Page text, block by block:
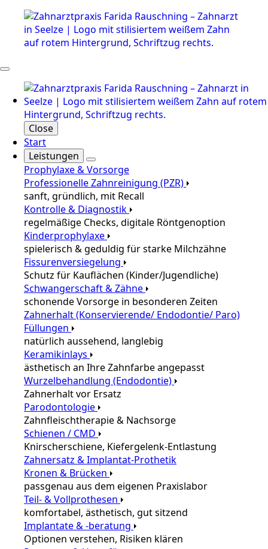
Close
Start
Leistungen
Prophylaxe & Vorsorge
Professionelle Zahnreinigung (PZR)
sanft, gründlich, mit Recall
Kontrolle & Diagnostik
regelmäßige Checks, digitale Röntgenoption
Kinderprophylaxe
spielerisch & geduldig für starke Milchzähne
Fissurenversiegelung
Schutz für Kauflächen (Kinder/Jugendliche)
Schwangerschaft & Zähne
schonende Vorsorge in besonderen Zeiten
Zahnerhalt (Konservierende/ Endodontie/ Paro)
Füllungen
natürlich aussehend, langlebig
Keramikinlays
ästhetisch an Ihre Zahnfarbe angepasst
Wurzelbehandlung (Endodontie)
Zahnerhalt vor Ersatz
Parodontologie
Zahnfleischtherapie & Nachsorge
Schienen / CMD
Knirscherschiene, Kiefergelenk-Entlastung
Zahnersatz & Implantat-Prothetik
Kronen & Brücken
passgenau aus dem eigenen Praxislabor
Teil- & Vollprothesen
komfortabel, ästhetisch, gut sitzend
Implantate & -beratung
Optionen verstehen, Risiken klären